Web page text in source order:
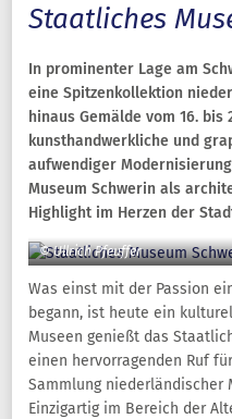
Staatliches
In prominenter Lage am
eine Spitzenkollektion
hinaus Gemälde vom 16. bis
kunsthandwerkliche und
aufwendiger
Museum Schwerin als
Highlight im Herzen der
© Ullrich Pfeuffer
Was einst mit der Passion
begann, ist heute ein
Museen genießt das
einen hervorragenden Ruf
Sammlung niederländischer
Einzigartig im Bereich der